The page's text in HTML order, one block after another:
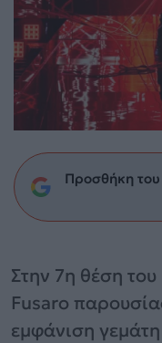
Προσθήκη
Στην 7η θέση του
Fusaro
εμφάνιση